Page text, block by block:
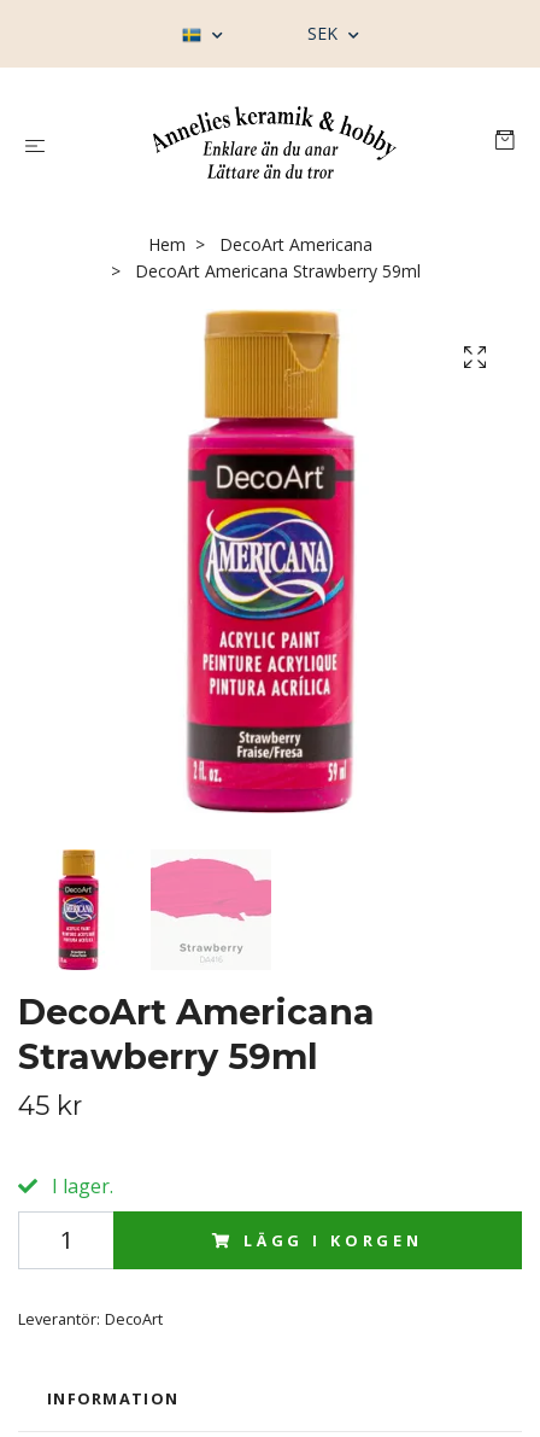
SEK
Hem
DecoArt Americana
DecoArt Americana Strawberry 59ml
DecoArt Americana
Strawberry 59ml
45 kr
I lager.
LÄGG I KORGEN
Leverantör: DecoArt
INFORMATION